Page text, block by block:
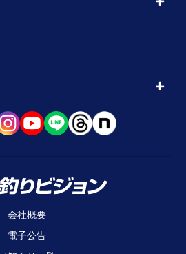
会社概要
電子公告